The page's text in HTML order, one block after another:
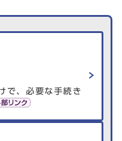
で、必要な手続き